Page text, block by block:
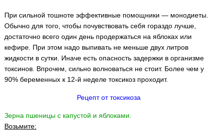
При сильной тошноте эффективные помощники — монодиеты.
Обычно для того, чтобы почувствовать себя гораздо лучше,
достаточно всего один день продержаться на яблоках или
кефире. При этом надо выпивать не меньше двух литров
жидкости в сутки. Иначе есть опасность задержки в организме
токсинов. Впрочем, сильно волноваться не стоит. Более чем у
90% беременных к 12-й неделе токсикоз проходит.
Рецепт от токсикоза
Зерна пшеницы с капустой и яблоками.
Возьмите: